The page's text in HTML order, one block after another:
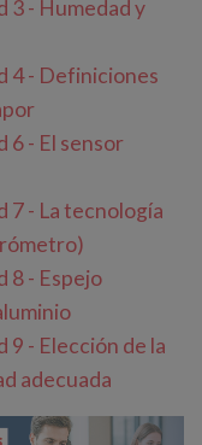
3 - Humedad y
4 - Definiciones
6 - El sensor
7 - La tecnología
8 - Espejo
9 - Elección de la
adecuada